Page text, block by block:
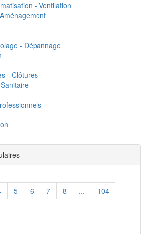
- Ventilation
- Dépannage
- Clôtures
5 6 7 8 ... 104